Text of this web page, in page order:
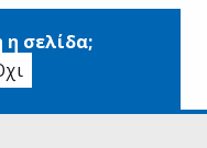
η σελίδα;